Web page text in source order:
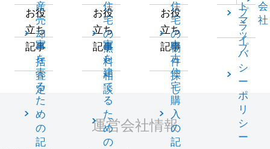
産
売
却
一
括
査
定
お役
立ち
記事
家
を
売
る
た
め
の
記
住
宅
の
無
料
相
談
お役
立ち
記事
家
を
建
て
る
た
め
の
住
宅
の
物
件
探
し
お役
立ち
記事
中
古
住
宅
購
入
の
記
ト
マ
ッ
プ
会
社
プ
ラ
イ
バ
シ
ー
ポ
リ
シ
ー
運営会社情報